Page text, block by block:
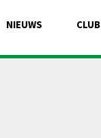
NIEUWS CLUB